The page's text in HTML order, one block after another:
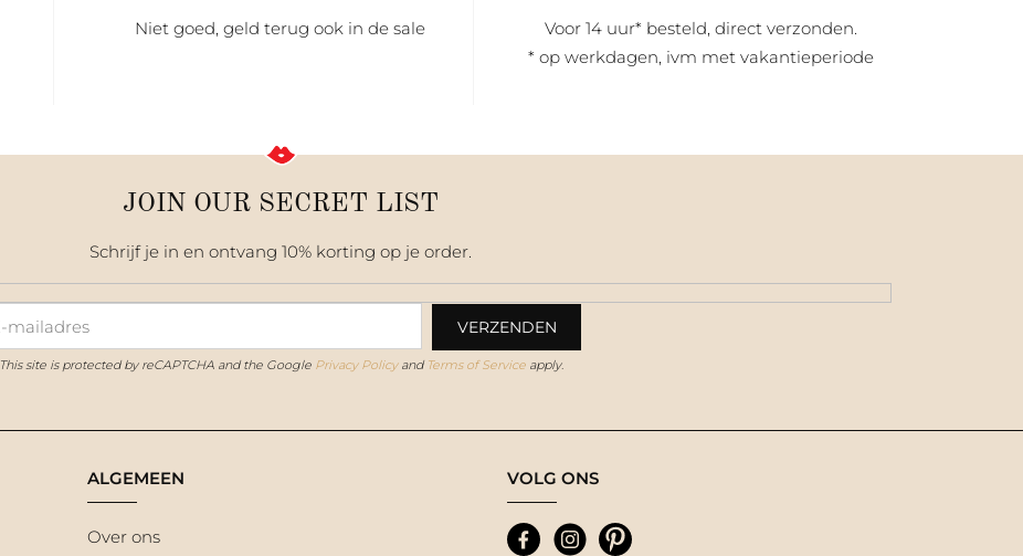
Niet goed, geld terug ook in de sale
Voor 14 uur* besteld, direct verzonden.
* op werkdagen, ivm met vakantieperiode
JOIN OUR SECRET LIST
Schrijf je in en ontvang 10% korting op je order.
This site is protected by reCAPTCHA and the Google Privacy Policyand Terms of Serviceapply.
ALGEMEEN
Over ons
VOLG ONS